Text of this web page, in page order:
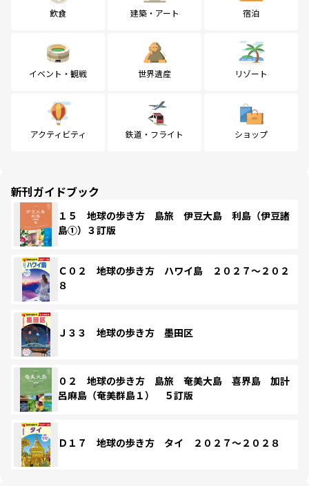
飲食 建築・アート 宿泊
イベント・観戦 世界遺産 リゾート
アクティビティ 鉄道・フライト ショップ
新刊ガイドブック
１５ 地球の歩き方 島旅 伊豆大島 利島（伊豆諸
島①）３訂版
Ｃ０２ 地球の歩き方 ハワイ島 ２０２７～２０２
８
Ｊ３３ 地球の歩き方 墨田区
０２ 地球の歩き方 島旅 奄美大島 喜界島 加計
呂麻島（奄美群島１） ５訂版
Ｄ１７ 地球の歩き方 タイ ２０２７～２０２８